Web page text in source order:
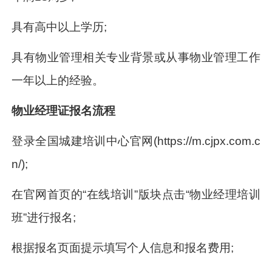
具有高中以上学历;
具有物业管理相关专业背景或从事物业管理工作
一年以上的经验。
物业经理证报名流程
登录全国城建培训中心官网(https://m.cjpx.com.c
n/);
在官网首页的“在线培训”版块点击“物业经理培训
班”进行报名;
根据报名页面提示填写个人信息和报名费用;